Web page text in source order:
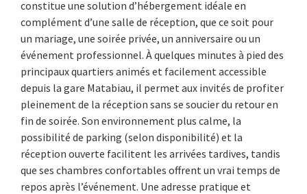
constitue une solution d’hébergement idéale en
complément d’une salle de réception, que ce soit pour
un mariage, une soirée privée, un anniversaire ou un
événement professionnel. À quelques minutes à pied des
principaux quartiers animés et facilement accessible
depuis la gare Matabiau, il permet aux invités de profiter
pleinement de la réception sans se soucier du retour en
fin de soirée. Son environnement plus calme, la
possibilité de parking (selon disponibilité) et la
réception ouverte facilitent les arrivées tardives, tandis
que ses chambres confortables offrent un vrai temps de
repos après l’événement. Une adresse pratique et